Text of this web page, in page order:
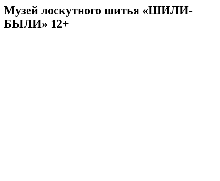
Музей лоскутного шитья «ШИЛИ-
БЫЛИ» 12+